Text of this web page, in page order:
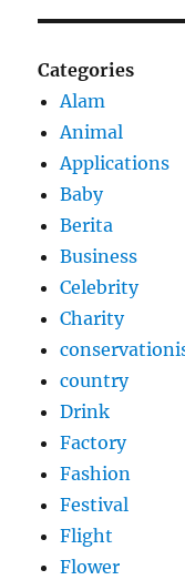
Categories
Alam
Animal
Applications
Baby
Berita
Business
Celebrity
Charity
country
Drink
Factory
Fashion
Festival
Flight
Flower